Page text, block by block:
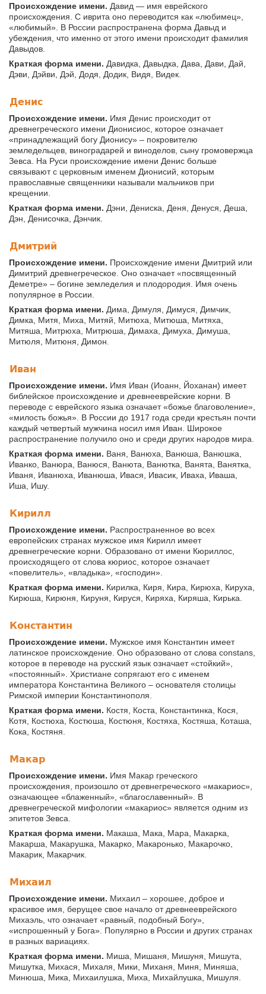
Происхождение имени. Давид — имя еврейского
происхождения. С иврита оно переводится как «любимец»,
«любимый». В России распространена форма Давыд и
убеждения, что именно от этого имени происходит фамилия
Давыдов.
Краткая форма имени. Давидка, Давыдка, Дава, Дави, Дай,
Дэви, Дэйви, Дэй, Додя, Додик, Видя, Видек.
Денис
Происхождение имени. Имя Денис происходит от
древнегреческого имени Дионисиос, которое означает
«принадлежащий богу Дионису» – покровителю
земледельцев, виноградарей и виноделов, сыну громовержца
Зевса. На Руси происхождение имени Денис больше
связывают с церковным именем Дионисий, которым
православные священники называли мальчиков при
крещении.
Краткая форма имени. Дэни, Дениска, Деня, Денуся, Деша,
Дэн, Денисочка, Дэнчик.
Дмитрий
Происхождение имени. Происхождение имени Дмитрий или
Димитрий древнегреческое. Оно означает «посвященный
Деметре» – богине земледелия и плодородия. Имя очень
популярное в России.
Краткая форма имени. Дима, Димуля, Димуся, Димчик,
Димка, Митя, Миха, Митяй, Митюха, Митюша, Митяха,
Митяша, Митрюха, Митрюша, Димаха, Димуха, Димуша,
Митюля, Митюня, Димон.
Иван
Происхождение имени. Имя Иван (Иоанн, Йоханан) имеет
библейское происхождение и древнееврейские корни. В
переводе с еврейского языка означает «божье благоволение»,
«милость божья». В России до 1917 года среди крестьян почти
каждый четвертый мужчина носил имя Иван. Широкое
распространение получило оно и среди других народов мира.
Краткая форма имени. Ваня, Ванюха, Ванюша, Ванюшка,
Иванко, Ванюра, Ванюся, Ванюта, Ванютка, Ванята, Ванятка,
Иваня, Иванюха, Иванюша, Ивася, Ивасик, Иваха, Иваша,
Иша, Ишу.
Кирилл
Происхождение имени. Распространенное во всех
европейских странах мужское имя Кирилл имеет
древнегреческие корни. Образовано от имени Кюриллос,
происходящего от слова кюриос, которое означает
«повелитель», «владыка», «господин».
Краткая форма имени. Кирилка, Киря, Кира, Кирюха, Кируха,
Кирюша, Кирюня, Кируня, Кируся, Киряха, Киряша, Кирька.
Константин
Происхождение имени. Мужское имя Константин имеет
латинское происхождение. Оно образовано от слова constans,
которое в переводе на русский язык означает «стойкий»,
«постоянный». Христиане сопрягают его с именем
императора Константина Великого – основателя столицы
Римской империи Константинополя.
Краткая форма имени. Костя, Коста, Константинка, Кося,
Котя, Костюха, Костюша, Костюня, Костяха, Костяша, Коташа,
Кока, Костяня.
Макар
Происхождение имени. Имя Макар греческого
происхождения, произошло от древнегреческого «макариос»,
означающее «блаженный», «благославенный». В
древнегреческой мифологии «макариос» является одним из
эпитетов Зевса.
Краткая форма имени. Макаша, Мака, Мара, Макарка,
Макарша, Макарушка, Макарко, Макаронько, Макарочко,
Макарик, Макарчик.
Михаил
Происхождение имени. Михаил – хорошее, доброе и
красивое имя, берущее свое начало от древнееврейского
Михаэль, что означает «равный, подобный Богу»,
«испрошенный у Бога». Популярно в России и других странах
в разных вариациях.
Краткая форма имени. Миша, Мишаня, Мишуня, Мишута,
Мишутка, Михася, Михаля, Мики, Миханя, Миня, Миняша,
Минюша, Мика, Михаилушка, Миха, Михайлушка, Мишуля.